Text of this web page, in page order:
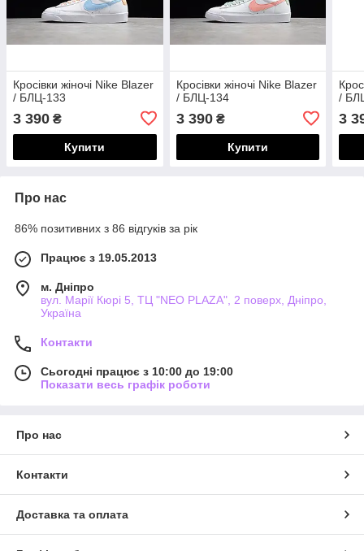
Кросівки жіночі Nike Blazer
/ БЛЦ-133
3 390 ₴
Купити
Кросівки жіночі Nike Blazer
/ БЛЦ-134
3 390₴
Купити
/
3
Про нас
86% позитивних з 86 відгуків за рік
Працює з 19.05.2013
м. Дніпро
вул. Марії Кюрі 5, ТЦ "NEO PLAZA", 2 поверх, Дніпро,
Україна
Контакти
Сьогодні працює з 10:00 до 19:00
Показати весь графік роботи
Про нас
Контакти
Доставка та оплата